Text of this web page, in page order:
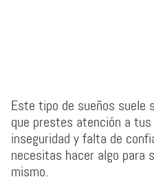
Este tipo de sueños suele
que prestes atención a
inseguridad y falta de
necesitas hacer algo para
mismo.